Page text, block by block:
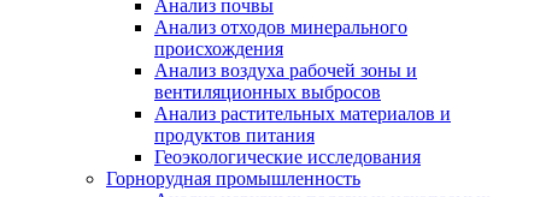
Анализ почвы
Анализ отходов минерального
происхождения
Анализ воздуха рабочей зоны и
вентиляционных выбросов
Анализ растительных материалов и
продуктов питания
Геоэкологические исследования
Горнорудная промышленность